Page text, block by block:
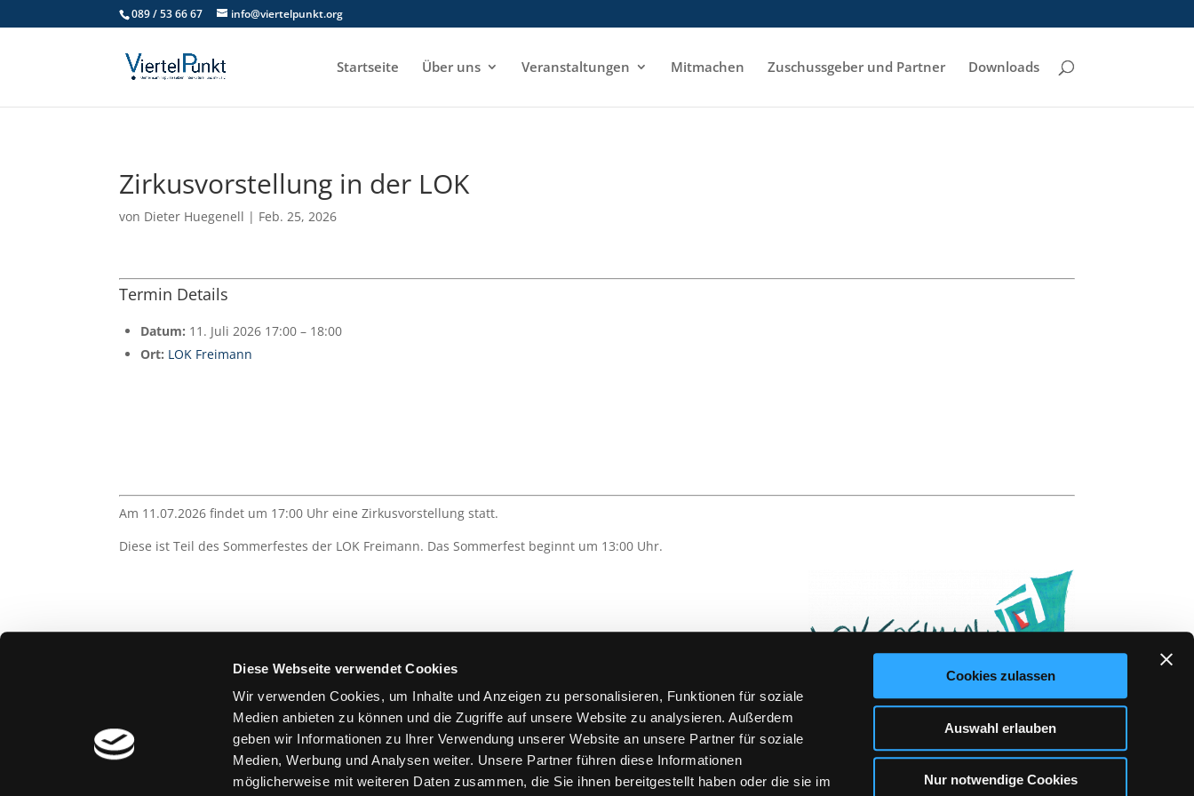
Diese Webseite verwendet Cookies
Wir verwenden Cookies, um Inhalte und Anzeigen zu personalisieren, Funktionen für soziale
Medien anbieten zu können und die Zugriffe auf unsere Website zu analysieren. Außerdem
geben wir Informationen zu Ihrer Verwendung unserer Website an unsere Partner für soziale
Medien, Werbung und Analysen weiter. Unsere Partner führen diese Informationen
möglicherweise mit weiteren Daten zusammen, die Sie ihnen bereitgestellt haben oder die sie im
Cookies zulassen
Auswahl erlauben
Nur notwendige Cookies
089 / 53 66 67 info@viertelpunkt.org
Startseite Über uns Veranstaltungen Mitmachen Zuschussgeber und Partner Downloads
Zirkusvorstellung in der LOK
von Dieter Huegenell | Feb. 25, 2026
Termin Details
Datum: 11. Juli 2026 17:00 – 18:00
Ort: LOK Freimann
Am 11.07.2026 findet um 17:00 Uhr eine Zirkusvorstellung statt.
Diese ist Teil des Sommerfestes der LOK Freimann. Das Sommerfest beginnt um 13:00 Uhr.
teilen teilen